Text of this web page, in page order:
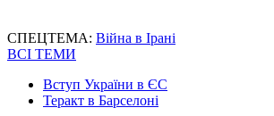
СПЕЦТЕМА: Війна в Ірані
ВСІ ТЕМИ
Вступ України в ЄС
Теракт в Барселоні